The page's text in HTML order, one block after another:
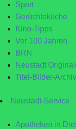
Sport
Gerüchteküche
Kino-Tipps
Vor 100 Jahren
BRN
Neustadt
Titel-Bilder-Archiv
Neustadt-Service
Apotheken in